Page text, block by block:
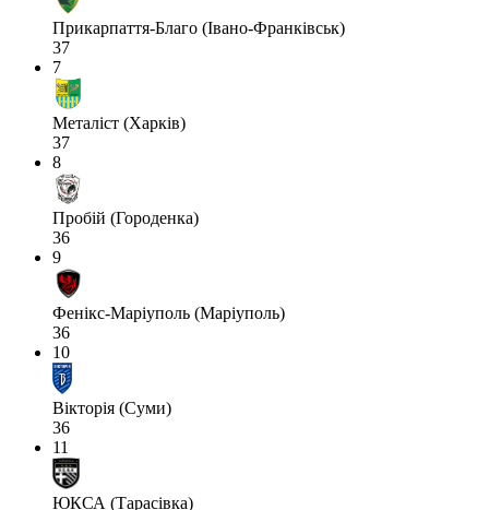
Прикарпаття-Благо (Івано-Франківськ)
37
7
Металіст (Харків)
37
8
Пробій (Городенка)
36
9
Фенікс-Маріуполь (Маріуполь)
36
10
Вікторія (Суми)
36
11
ЮКСА (Тарасівка)